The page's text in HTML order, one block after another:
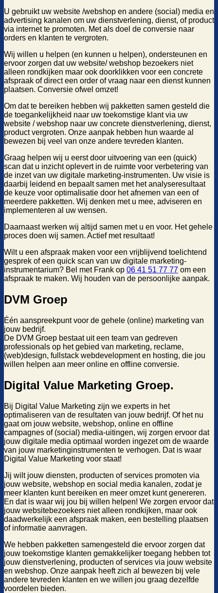
U gebruikt uw website /webshop en andere (social) media en
advertising kanalen om uw dienstverlening, dienst, of product
via internet te promoten. Met als doel de conversie naar
orders en klanten te vergroten.
Wij willen u helpen (en kunnen u helpen), ondersteunen en
ervoor zorgen dat uw website/ webshop bezoekers niet
alleen rondkijken maar ook doorklikken voor een concrete
afspraak of direct een order of vraag naar een dienst kunnen
plaatsen. Conversie ofwel omzet!
Om dat te bereiken hebben wij pakketten samen gesteld die
de toegankelijkheid naar uw toekomstige klant via uw
website / webshop naar uw concrete dienstverlening, dienst,
product vergroten. Onze aanpak hebben hun waarde al
bewezen bij veel van onze andere tevreden klanten.
Graag helpen wij u eerst door uitvoering van een (quick)
scan dat u inzicht oplevert in de ruimte voor verbetering van
de inzet van uw digitale marketing-instrumenten. Uw visie is
daarbij leidend en bepaalt samen met het analyseresultaat
de keuze voor optimalisatie door het afnemen van een of
meerdere pakketten. Wij denken met u mee, adviseren en
implementeren al uw wensen.
Daarnaast werken wij altijd samen met u en voor. Het gehele
proces doen wij samen. Actief met resultaat!
Wilt u een afspraak maken voor een vrijblijvend toelichtend
gesprek of een quick scan van uw digitale marketing-
instrumentarium? Bel met Frank op 06 41 51 77 77 om een
afspraak te maken. Wij houden van de persoonlijke aanpak.
DVM Groep
Één aanspreekpunt voor de gehele (online) marketing van
jouw bedrijf.
De DVM Groep bestaat uit een team van gedreven
professionals op het gebied van marketing, reclame,
(web)design, fullstack webdevelopment en hosting, die jou
willen helpen aan meer online en offline conversie.
Digital Value Marketing Groep.
Bij Digital Value Marketing zijn we experts in het
optimaliseren van de resultaten van jouw bedrijf. Of het nu
gaat om jouw website, webshop, online en offline
campagnes of (social) media-uitingen, wij zorgen ervoor dat
jouw digitale media optimaal worden ingezet om de waarde
van jouw marketinginstrumenten te verhogen. Dat is waar
Digital Value Marketing voor staat!
Jij wilt jouw diensten, producten of services promoten via
jouw website, webshop en social media kanalen, zodat je
meer klanten kunt bereiken en meer omzet kunt genereren.
En dat is waar wij jou bij willen helpen! We zorgen ervoor dat
jouw websitebezoekers niet alleen rondkijken, maar ook
daadwerkelijk een afspraak maken, een bestelling plaatsen
of informatie aanvragen.
We hebben pakketten samengesteld die ervoor zorgen dat
jouw toekomstige klanten gemakkelijker toegang hebben tot
jouw dienstverlening, producten of services via jouw website
en webshop. Onze aanpak heeft zich al bewezen bij vele
andere tevreden klanten en we willen jou graag dezelfde
voordelen bieden.